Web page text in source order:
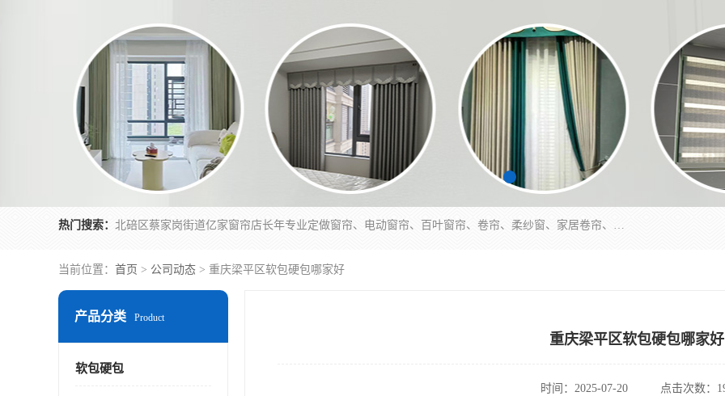
热门搜索： 北碚区蔡家岗街道亿家窗帘店长年专业定做窗帘、电动窗帘、百叶窗帘、卷帘、柔纱窗、家居卷帘、香格里拉帘、垂直帘、等等，软包、各种形状软包硬包，墙布、素色、绣花、硅藻泥、高精密各种墙布，免费测量、免费安装，欢迎咨询
当前位置： 首页 > 公司动态 > 重庆梁平区软包硬包哪家好
产品分类 Product
软包硬包
重庆梁平区软包硬包哪家好
时间：2025-07-20 点击次数：